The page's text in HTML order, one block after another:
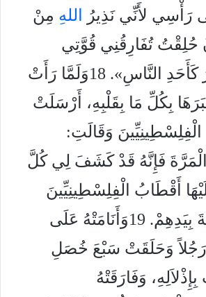
لأَنِّي نَذِيرُ الله ِ مِنْ
تُفَارِقُنِي قُوَّتِي
وَأَضْعُفُ وَأَصِيرُ كَأَحَدِ النَّاسِ». 18وَلَمَّا رَأَتْ
بِكُلِّ مَا بِقَلْبِهِ، أَرْسَلَتْ
وَقَالَتِ:
فَإِنَّهُ قَدْ كَشَفَ لِي كُلَّ
أَقْطَابُ الْفِلِسْطِينِيِّينَ
وَأَصْعَدُوا الْفِضَّةَ بِيَدِهِمْ. 19وَأَنَامَتْهُ عَلَى
رَجُلاً وَحَلَقَتْ سَبْعَ خُصَلِ
وَفَارَقَتْهُ